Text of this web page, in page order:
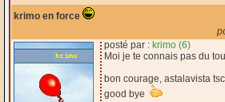
krimo en force
posté par : krimo (6)
Moi je te connais pas du
bon courage, astalavista
good bye